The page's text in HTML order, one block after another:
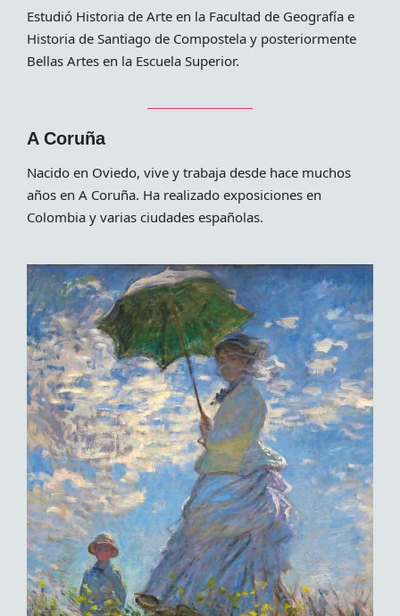
Estudió Historia de Arte en la Facultad de Geografía e
Historia de Santiago de Compostela y posteriormente
Bellas Artes en la Escuela Superior.
A Coruña
Nacido en Oviedo, vive y trabaja desde hace muchos
años en A Coruña. Ha realizado exposiciones en
Colombia y varias ciudades españolas.